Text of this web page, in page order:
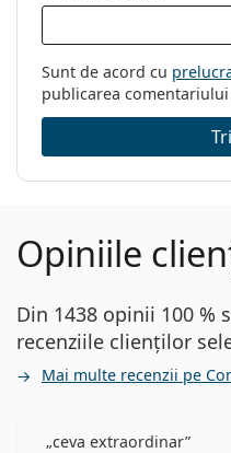
Sunt de acord cu
publicarea
Opiniile
Din 1438 opinii 100 %
recenziile clienților
Mai multe recenzii pe
ceva extraordinar